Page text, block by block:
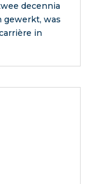
decennia
was
in